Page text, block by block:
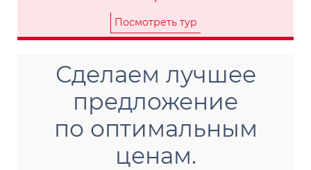
Посмотреть тур
Сделаем лучшее
предложение
по оптимальным
ценам.